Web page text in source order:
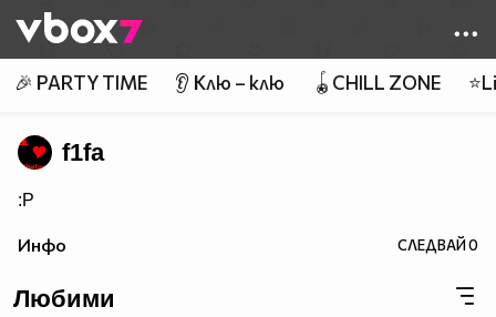
👾
🎉 PARTY TIME 👂 Клю – клю 🪀CHILL ZONE
f1fa
:P
Инфо СЛЕДВАЙ0
Любими